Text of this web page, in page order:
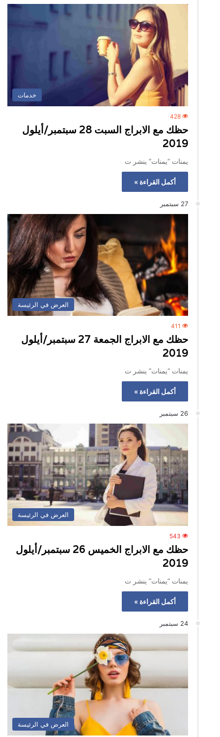
خدمات
428
حظك مع الابراج السبت 28 سبتمبر/أيلول
2019
يمنات “يمنات” ينشر ت
أكمل القراءة »
27 سبتمبر
العرض في الرئيسة
411
حظك مع الابراج الجمعة 27 سبتمبر/أيلول
2019
يمنات “يمنات” ينشر ت
أكمل القراءة »
26 سبتمبر
العرض في الرئيسة
543
حظك مع الابراج الخميس 26 سبتمبر/أيلول
2019
يمنات “يمنات” ينشر ت
أكمل القراءة »
24 سبتمبر
العرض في الرئيسة